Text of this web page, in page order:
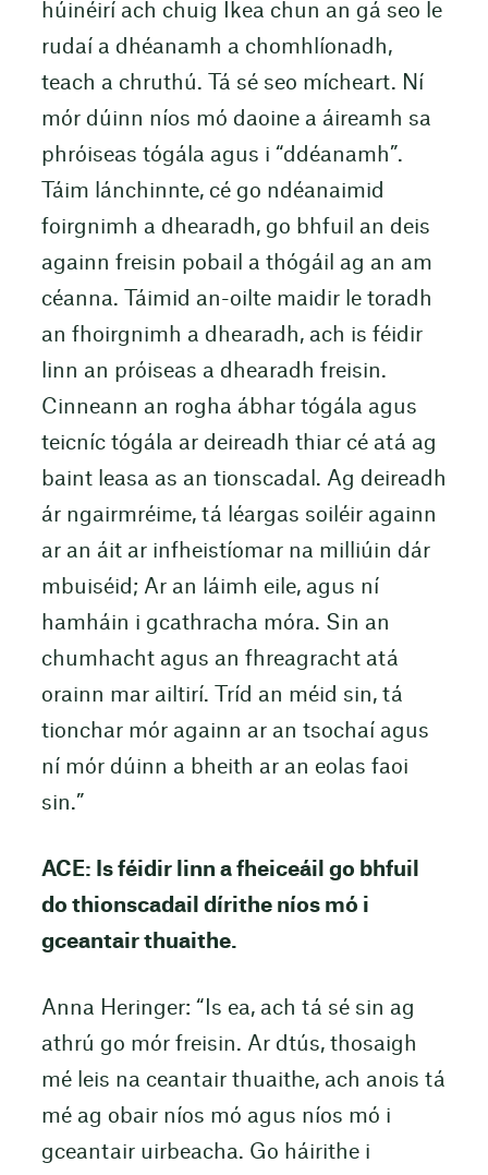
húinéirí ach chuig Ikea chun an gá seo le
rudaí a dhéanamh a chomhlíonadh,
teach a chruthú. Tá sé seo mícheart. Ní
mór dúinn níos mó daoine a áireamh sa
phróiseas tógála agus i “ddéanamh”.
Táim lánchinnte, cé go ndéanaimid
foirgnimh a dhearadh, go bhfuil an deis
againn freisin pobail a thógáil ag an am
céanna. Táimid an-oilte maidir le toradh
an fhoirgnimh a dhearadh, ach is féidir
linn an próiseas a dhearadh freisin.
Cinneann an rogha ábhar tógála agus
teicníc tógála ar deireadh thiar cé atá ag
baint leasa as an tionscadal. Ag deireadh
ár ngairmréime, tá léargas soiléir againn
ar an áit ar infheistíomar na milliúin dár
mbuiséid; Ar an láimh eile, agus ní
hamháin i gcathracha móra. Sin an
chumhacht agus an fhreagracht atá
orainn mar ailtirí. Tríd an méid sin, tá
tionchar mór againn ar an tsochaí agus
ní mór dúinn a bheith ar an eolas faoi
sin.”
ACE: Is féidir linn a fheiceáil go bhfuil
do thionscadail dírithe níos mó i
gceantair thuaithe.
Anna Heringer: “Is ea, ach tá sé sin ag
athrú go mór freisin. Ar dtús, thosaigh
mé leis na ceantair thuaithe, ach anois tá
mé ag obair níos mó agus níos mó i
gceantair uirbeacha. Go háirithe i